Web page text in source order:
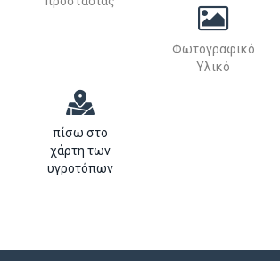
Φωτογραφικό
Υλικό
πίσω στο
χάρτη των
υγροτόπων